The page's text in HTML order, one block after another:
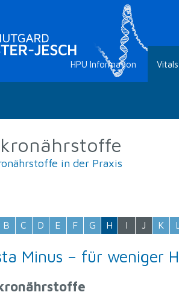
HPU Information
in der Praxis
B C D E F G H I J K
Minus – für weniger